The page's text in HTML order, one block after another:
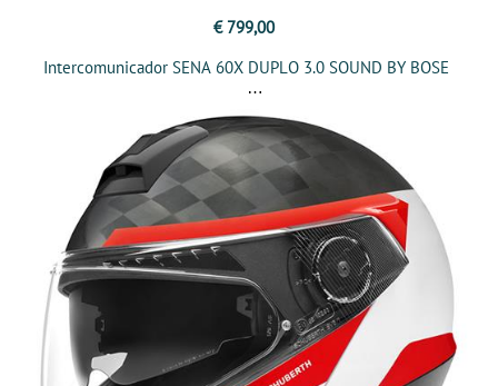
€ 799,00
Intercomunicador SENA 60X DUPLO 3.0 SOUND BY BOSE